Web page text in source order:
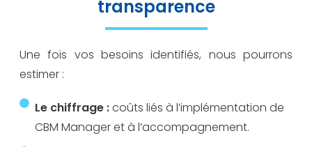
transparence
Une fois vos besoins identifiés, nous pourrons
estimer :
Le chiffrage :coûts liés à l’implémentation de
CBM Manager et à l’accompagnement.